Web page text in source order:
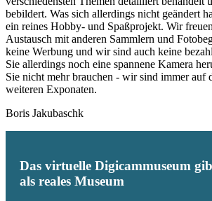
bebildert. Was sich allerdings nicht geändert
ein reines Hobby- und Spaßprojekt. Wir
Austausch mit anderen Sammlern und
keine Werbung und wir sind auch keine
Sie allerdings noch eine spannene Kamera
Sie nicht mehr brauchen - wir sind immer auf
weiteren Exponaten.
Boris Jakubaschk
Das virtuelle Digicammuseum
als reales Museum